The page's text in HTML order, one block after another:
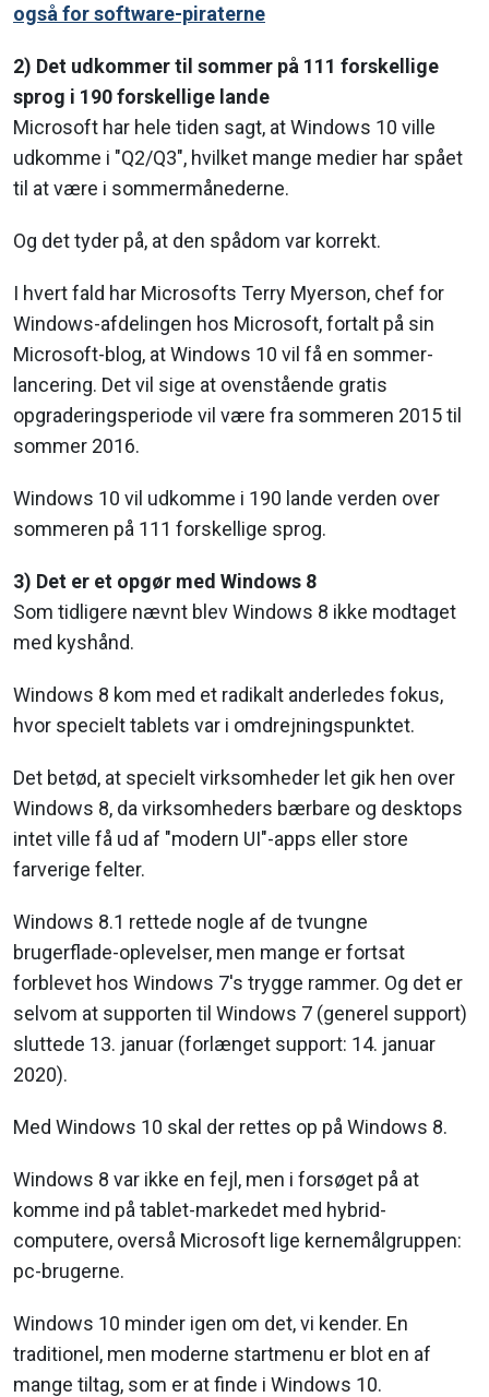
også for software-piraterne
2) Det udkommer til sommer på 111 forskellige
sprog i 190 forskellige lande
Microsoft har hele tiden sagt, at Windows 10 ville
udkomme i "Q2/Q3", hvilket mange medier har spået
til at være i sommermånederne.
Og det tyder på, at den spådom var korrekt.
I hvert fald har Microsofts Terry Myerson, chef for
Windows-afdelingen hos Microsoft, fortalt på sin
Microsoft-blog, at Windows 10 vil få en sommer-
lancering. Det vil sige at ovenstående gratis
opgraderingsperiode vil være fra sommeren 2015 til
sommer 2016.
Windows 10 vil udkomme i 190 lande verden over
sommeren på 111 forskellige sprog.
3) Det er et opgør med Windows 8
Som tidligere nævnt blev Windows 8 ikke modtaget
med kyshånd.
Windows 8 kom med et radikalt anderledes fokus,
hvor specielt tablets var i omdrejningspunktet.
Det betød, at specielt virksomheder let gik hen over
Windows 8, da virksomheders bærbare og desktops
intet ville få ud af "modern UI"-apps eller store
farverige felter.
Windows 8.1 rettede nogle af de tvungne
brugerflade-oplevelser, men mange er fortsat
forblevet hos Windows 7's trygge rammer. Og det er
selvom at supporten til Windows 7 (generel support)
sluttede 13. januar (forlænget support: 14. januar
2020).
Med Windows 10 skal der rettes op på Windows 8.
Windows 8 var ikke en fejl, men i forsøget på at
komme ind på tablet-markedet med hybrid-
computere, overså Microsoft lige kernemålgruppen:
pc-brugerne.
Windows 10 minder igen om det, vi kender. En
traditionel, men moderne startmenu er blot en af
mange tiltag, som er at finde i Windows 10.